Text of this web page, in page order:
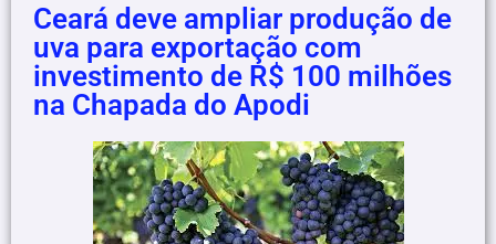
Ceará deve ampliar produção de
uva para exportação com
investimento de R$ 100 milhões
na Chapada do Apodi